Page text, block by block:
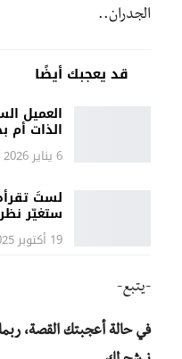
الجدران..
قد يعجبك أيضًا
الذات أم
6 يناير 2026
لستَ
ستغيّر
19 أكتوبر 2025
-يتبع-
في حالة أعجبتك القصة،